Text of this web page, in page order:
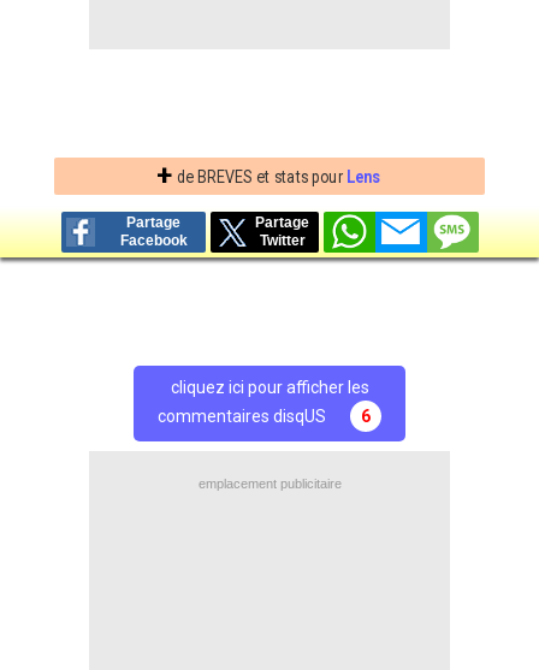
+ de BREVES et stats pour Lens
Partage
Facebook
Partage
Twitter
cliquez ici pour afficher les
commentaires disqUS
6
emplacement publicitaire